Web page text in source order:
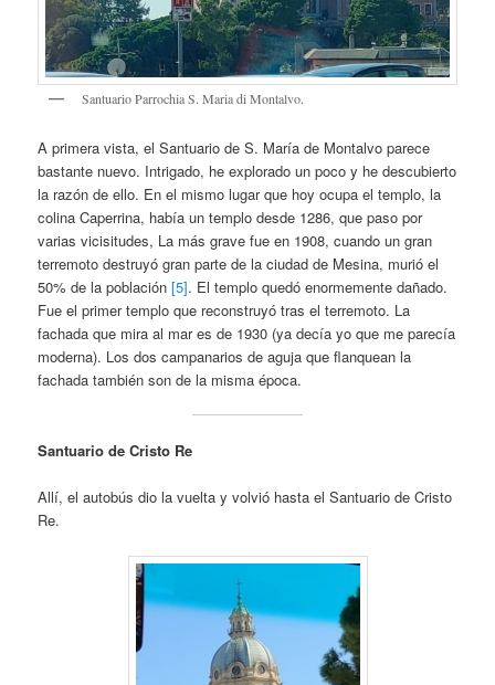
Santuario Parrochia S. Maria di Montalvo.
A primera vista, el Santuario de S. María de Montalvo parece
bastante nuevo. Intrigado, he explorado un poco y he descubierto
la razón de ello. En el mismo lugar que hoy ocupa el templo, la
colina Caperrina, había un templo desde 1286, que paso por
varias vicisitudes, La más grave fue en 1908, cuando un gran
terremoto destruyó gran parte de la ciudad de Mesina, murió el
50% de la población[5]. El templo quedó enormemente dañado.
Fue el primer templo que reconstruyó tras el terremoto. La
fachada que mira al mar es de 1930 (ya decía yo que me parecía
moderna). Los dos campanarios de aguja que flanquean la
fachada también son de la misma época.
Santuario de Cristo Re
Allí, el autobús dio la vuelta y volvió hasta el Santuario de Cristo
Re.